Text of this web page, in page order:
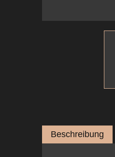
Beschreibung